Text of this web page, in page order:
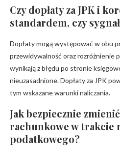
Czy dopłaty za JPK i
standardem, czy
Dopłaty mogą występować w obu
przewidywalność oraz rozróżnienie
wynikają z błędu po stronie
nieuzasadnione. Dopłaty za JPK
tym wskazane warunki naliczania.
Jak bezpiecznie
rachunkowe w trakcie
podatkowego?